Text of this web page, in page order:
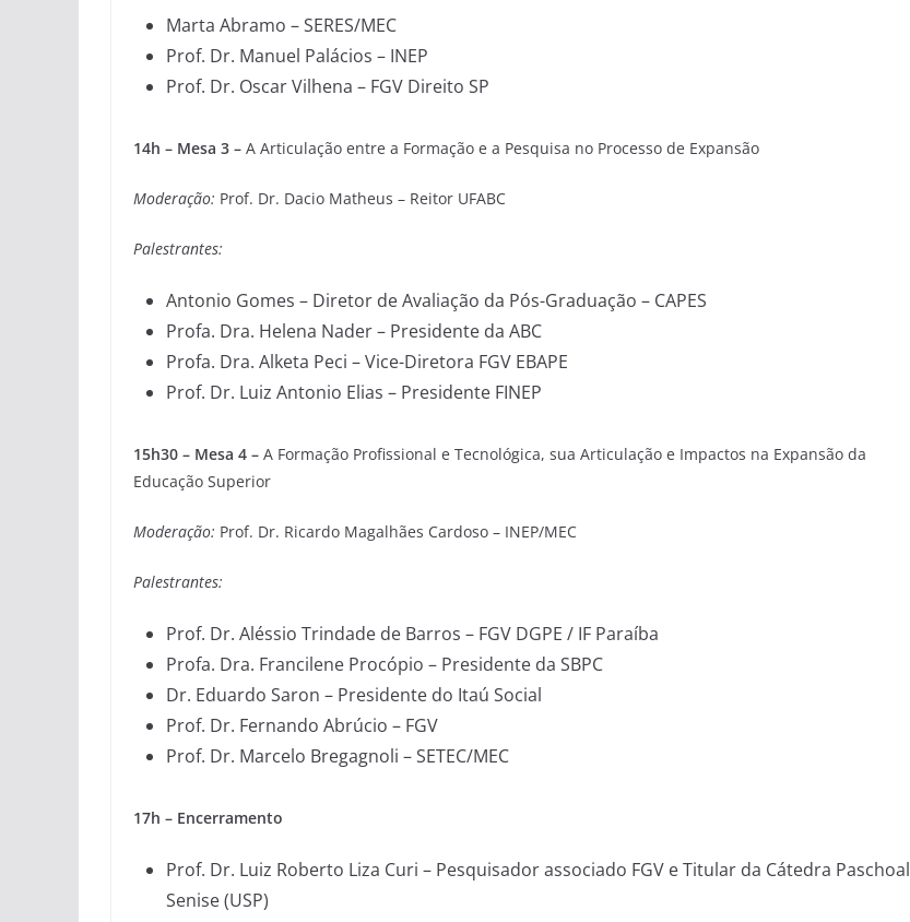
Marta Abramo – SERES/MEC
Prof. Dr. Manuel Palácios – INEP
Prof. Dr. Oscar Vilhena – FGV Direito SP
14h – Mesa 3 – A Articulação entre a Formação e a Pesquisa no Processo de Expansão
Moderação: Prof. Dr. Dacio Matheus – Reitor UFABC
Palestrantes:
Antonio Gomes – Diretor de Avaliação da Pós-Graduação – CAPES
Profa. Dra. Helena Nader – Presidente da ABC
Profa. Dra. Alketa Peci – Vice-Diretora FGV EBAPE
Prof. Dr. Luiz Antonio Elias – Presidente FINEP
15h30 – Mesa 4 – A Formação Profissional e Tecnológica, sua Articulação e Impactos na Expansão da
Educação Superior
Moderação: Prof. Dr. Ricardo Magalhães Cardoso – INEP/MEC
Palestrantes:
Prof. Dr. Aléssio Trindade de Barros – FGV DGPE / IF Paraíba
Profa. Dra. Francilene Procópio – Presidente da SBPC
Dr. Eduardo Saron – Presidente do Itaú Social
Prof. Dr. Fernando Abrúcio – FGV
Prof. Dr. Marcelo Bregagnoli – SETEC/MEC
17h – Encerramento
Prof. Dr. Luiz Roberto Liza Curi – Pesquisador associado FGV e Titular da Cátedra Paschoal
Senise (USP)